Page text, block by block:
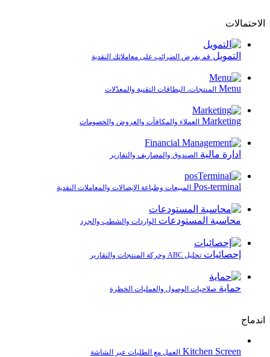
الاحتمالات
التمويل قم بفرض الضرائب على معاملاتك النقدية
Menu المنتجات، البطاقات التقنية والمعدّلات
Marketing العملاء والمكافآت والعروض والخصومات
ادارة مالية الصندوق والمصاريف والتقارير
Pos-terminal المبيعات وطباعة الإيصالات والمعاملات النقدية
محاسبة المستودعات الواردات والشطب والجرد
إحصائيات تحليل ABC وحركة المنتجات والتقارير
حماية صلاحيات الوصول والعمليات الخطرة
اندماج
Kitchen Screen العمل مع الطلبات عبر الشاشة